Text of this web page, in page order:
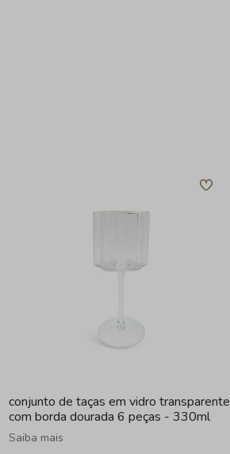
conjunto de taças em vidro transparente
com borda dourada 6 peças - 330ml
Saiba mais